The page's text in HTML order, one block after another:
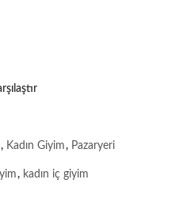
, Kadın Giyim, Pazaryeri
, kadın iç giyim